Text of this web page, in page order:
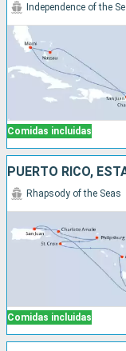
Comidas incluidas
Independence of the
Comidas incluidas
Rhapsody of the Seas